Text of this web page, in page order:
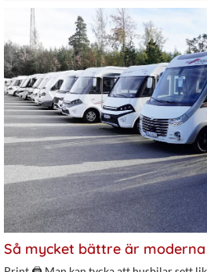
Så mycket bättre är